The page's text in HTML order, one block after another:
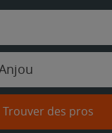
Trouver des pros